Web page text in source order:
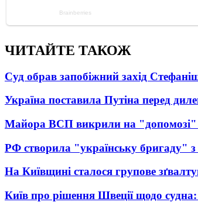
ЧИТАЙТЕ ТАКОЖ
Суд обрав запобіжний захід
Україна поставила Путіна перед
Майора ВСП викрили на "допомозі"
РФ створила "українську бригаду"
На Київщині сталося групове
Київ про рішення Швеції щодо